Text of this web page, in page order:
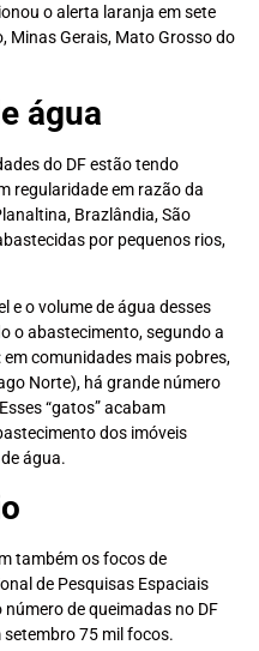
o alerta laranja em sete
Minas Gerais, Mato Grosso do
água
do DF estão tendo
regularidade em razão da
Brazlândia, São
por pequenos rios,
e o volume de água desses
o abastecimento, segundo a
comunidades mais pobres,
Norte), há grande número
“gatos” acabam
dos imóveis
água.
também os focos de
de Pesquisas Espaciais
de queimadas no DF
75 mil focos.